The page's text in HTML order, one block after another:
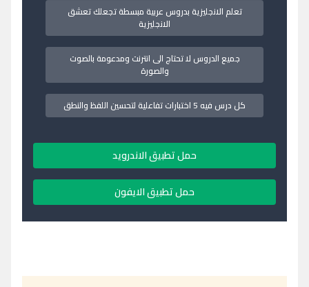
تعلم الانجليزية بدروس عربية مبسطة تجعلك تعشق
الانجليزية
جميع الدروس لا تحتاج الى انترنت ومدعومة بالصوت
والصورة
كل درس فيه 5 اختبارات تفاعلية لتحسين اللفظ والنطق
حمل تطبيق الاندرويد
حمل تطبيق الايفون